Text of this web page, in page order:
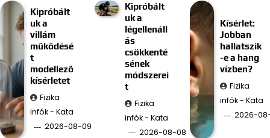
Kipróbált
uk a
villám
működésé
t
modellező
kísérletet
Fizika
infók - Kata
2026-08-09
Kipróbált
uk a
légellenáll
ás
csökkenté
sének
módszerei
t
Fizika
infók - Kata
2026-08-08
Kísérlet:
Jobban
hallatszik
-e a hang
vízben?
Fizika
infók - Kata
2026-